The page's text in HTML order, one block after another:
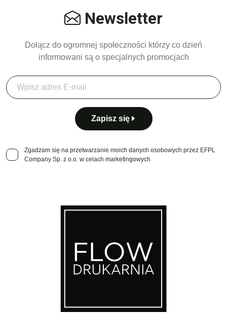
Newsletter
Dołącz do ogromnej społeczności którzy co dzień
informowani są o specjalnych promocjach
Zapisz się
Zgadzam się na przetwarzanie moich danych osobowych przez EFPL
Company Sp. z o.o. w celach marketingowych